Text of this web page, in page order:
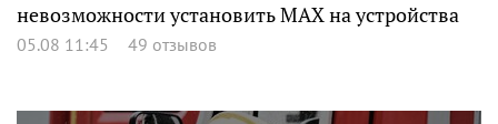
невозможности установить MAX на устройства
05.08 11:45 49 отзывов